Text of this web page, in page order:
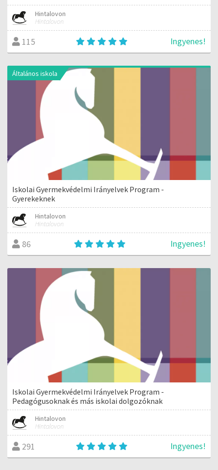
Hintalovon
Hintalovon
115 Ingyenes!
Általános iskola
Iskolai Gyermekvédelmi Irányelvek Program -
Gyerekeknek
Hintalovon
Hintalovon
86 Ingyenes!
Iskolai Gyermekvédelmi Irányelvek Program -
Pedagógusoknak és más iskolai dolgozóknak
Hintalovon
Hintalovon
291 Ingyenes!